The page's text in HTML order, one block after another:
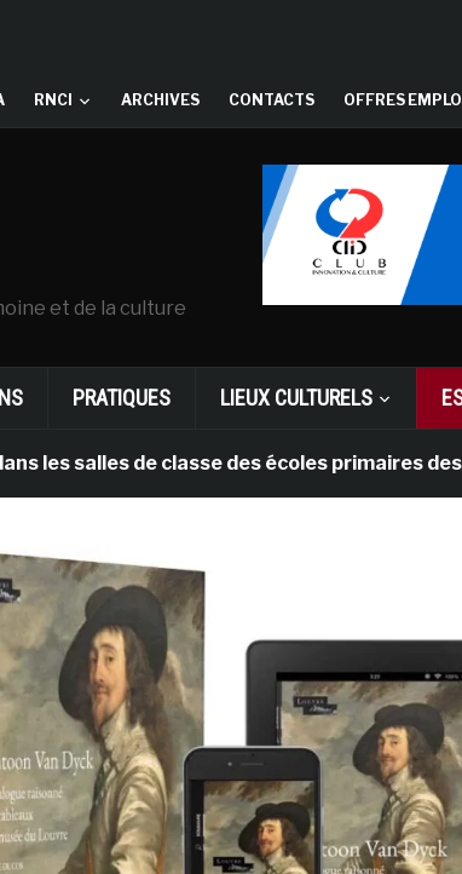
RNCI ARCHIVES CONTACTS OFFRES
et de la culture
PRATIQUES LIEUX CULTURELS
de classe des écoles primaires des Pays-